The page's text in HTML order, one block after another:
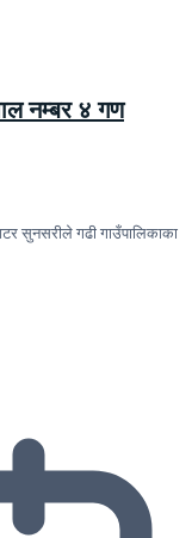
नम्बर ४ गण
सुनसरीले गढी गाउँपालिकाका